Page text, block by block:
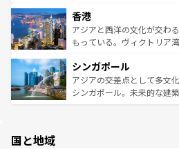
とつ。フォーやバインミー
ひ現地で味わいたい。どの
が旅行者を迎えてくれるの
参照してほしい。
の活気が交差している。北
帯で自然と触れ合い、南部
いビーチでリゾート気分を
激する。気候は一年中温暖
が待っている。親しみやす
た文化、そして多様な観光
香港
アジアと西洋の文化が交わ
もっている。ヴィクトリア
み、どこを訪れても感動す
ており、効率よく見どころ
うな絶景から文化的な体験
シンガポール
アジアの交差点として多文
シンガポール。未来的な建
国と地域